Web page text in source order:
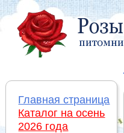
Главная страница
Каталог на осень
2026 года